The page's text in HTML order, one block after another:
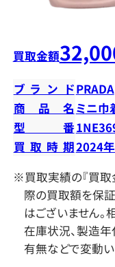
買取金額
ブランドPRADA
商品名 ミニ巾
型番
買取時期2024
※買取実績の『買取
際の買取額を保
はございません。
在庫状況、製造年
有無などで変動い